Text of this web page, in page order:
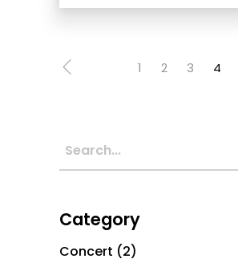
1 2 3 4
Category
Concert (2)